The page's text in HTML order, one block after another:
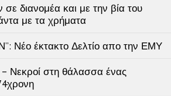
διανομέα και με την βία του
με τα χρήματα
Νέο έκτακτο Δελτίο απο την ΕΜΥ
Νεκροί στη θάλασσα ένας